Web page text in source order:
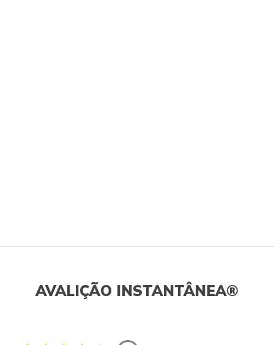
AVALIÇÃO INSTANTÂNEA®